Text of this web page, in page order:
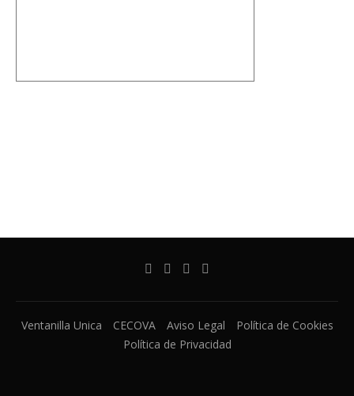
Ventanilla Unica CECOVA Aviso Legal
Política de Cookies
Política de Privacidad